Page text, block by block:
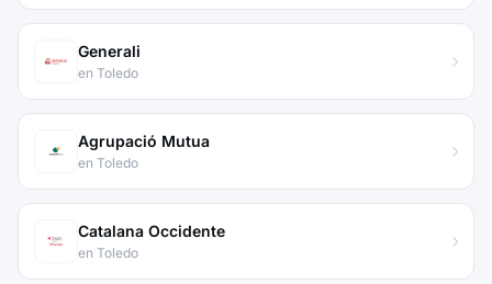
Generali
en Toledo
Agrupació Mutua
en Toledo
Catalana Occidente
en Toledo